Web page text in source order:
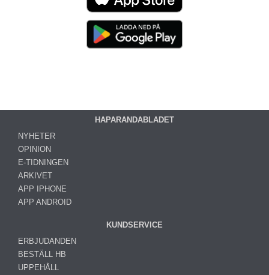
HAPARANDABLADET
NYHETER
OPINION
E-TIDNINGEN
ARKIVET
APP IPHONE
APP ANDROID
KUNDSERVICE
ERBJUDANDEN
BESTÄLL HB
UPPEHÅLL